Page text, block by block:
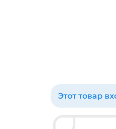
Этот товар